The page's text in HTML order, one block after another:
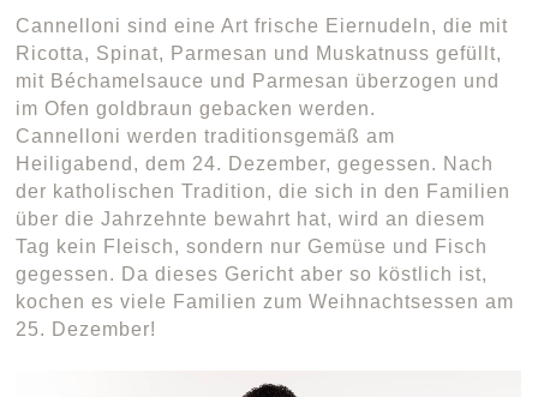
Cannelloni sind eine Art frische Eiernudeln, die mit
Ricotta, Spinat, Parmesan und Muskatnuss gefüllt,
mit Béchamelsauce und Parmesan überzogen und
im Ofen goldbraun gebacken werden.
Cannelloni werden traditionsgemäß am
Heiligabend, dem 24. Dezember, gegessen. Nach
der katholischen Tradition, die sich in den Familien
über die Jahrzehnte bewahrt hat, wird an diesem
Tag kein Fleisch, sondern nur Gemüse und Fisch
gegessen. Da dieses Gericht aber so köstlich ist,
kochen es viele Familien zum Weihnachtsessen am
25. Dezember!